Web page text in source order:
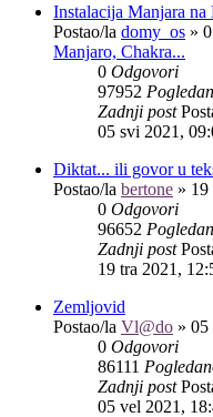
Instalacija Manjara
Postao/la domy_os »
Manjaro, Chakra...
0 Odgovori
97952
Zadnji post
05 svi 2021,
Diktat... ili govor u
Postao/la bertone » 19
0 Odgovori
96652
Zadnji post
19 tra 2021,
Zemljovid
Postao/la Vl@do » 05
0 Odgovori
86111
Zadnji post
05 vel 2021,